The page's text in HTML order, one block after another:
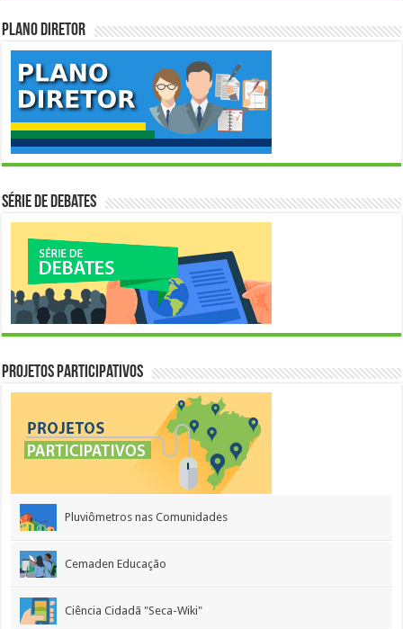
Plano Diretor
Série de Debates
Projetos Participativos
Pluviômetros nas Comunidades
Cemaden Educação
Ciência Cidadã "Seca-Wiki"